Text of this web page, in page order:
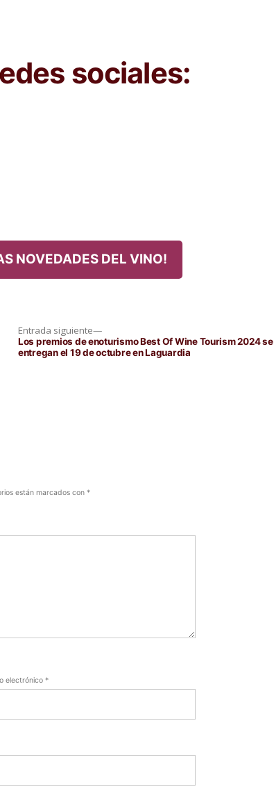
sociales:
NOVEDADES DEL VINO!
Entrada siguiente
Entrada
siguiente:
Los premios de enoturismo Best Of Wine Tourism 2024 se
entregan el 19 de octubre en Laguardia
están marcados con *
electrónico *